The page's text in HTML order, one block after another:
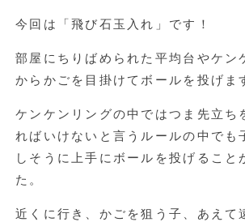
今回は「飛び石玉入れ」です！
部屋にちりばめられた平均台やケン
からかごを目掛けてボールを投げま
ケンケンリングの中ではつま先立ち
ればいけないと言うルールの中でも
しそうに上手にボールを投げること
た。
近くに行き、かごを狙う子、あえて